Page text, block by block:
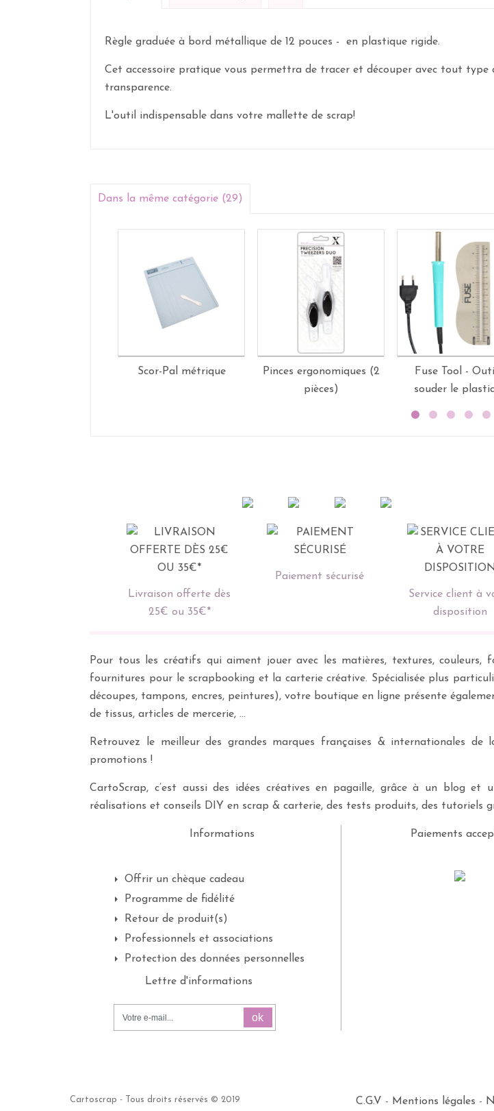
Règle graduée à bord métallique de 12 pouces - en plastique rigide.
Cet accessoire pratique vous permettra de tracer et découper avec tout
transparence.
L'outil indispensable dans votre mallette de scrap!
Dans la même catégorie (29)
Scor-Pal métrique
Pinces ergonomiques (2
pièces)
Fuse Tool -
souder le
Livraison offerte dès
25€ ou 35€*
Paiement sécurisé
Service client à
disposition
Pour tous les créatifs qui aiment jouer avec les matières, textures,
fournitures pour le scrapbooking et la carterie créative. Spécialisée plus
découpes, tampons, encres, peintures), votre boutique en ligne présente
de tissus, articles de mercerie, …
Retrouvez le meilleur des grandes marques françaises & internationales
promotions !
CartoScrap, c’est aussi des idées créatives en pagaille, grâce à un blog et
réalisations et conseils DIY en scrap & carterie, des tests produits, des tutoriels
Informations
Offrir un chèque cadeau
Programme de fidélité
Retour de produit(s)
Professionnels et associations
Protection des données personnelles
Paiements
Lettre d'informations
ok
Cartoscrap - Tous droits réservés © 2019 C.G.V - Mentions légales -